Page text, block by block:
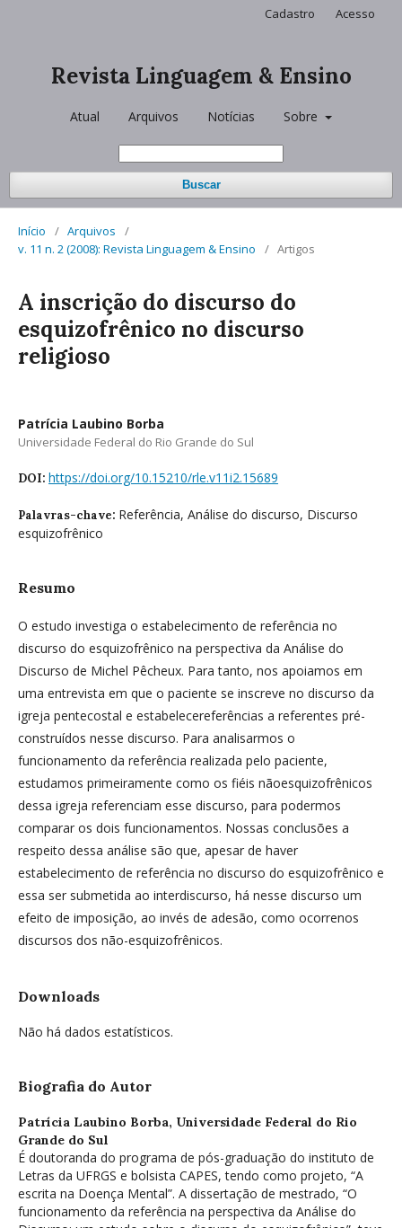
Revista Linguagem & Ensino
Atual Arquivos Notícias Sobre
Buscar
Cadastro Acesso
Início / Arquivos
/
v. 11 n. 2 (2008): Revista Linguagem & Ensino
/ Artigos
A inscrição do discurso do
esquizofrênico no discurso
religioso
Patrícia Laubino Borba
Universidade Federal do Rio Grande do Sul
DOI: https://doi.org/10.15210/rle.v11i2.15689
Palavras-chave: Referência, Análise do discurso, Discurso
esquizofrênico
Resumo
O estudo investiga o estabelecimento de referência no
discurso do esquizofrênico na perspectiva da Análise do
Discurso de Michel Pêcheux. Para tanto, nos apoiamos em
uma entrevista em que o paciente se inscreve no discurso da
igreja pentecostal e estabelecereferências a referentes pré-
construídos nesse discurso. Para analisarmos o
funcionamento da referência realizada pelo paciente,
estudamos primeiramente como os fiéis nãoesquizofrênicos
dessa igreja referenciam esse discurso, para podermos
comparar os dois funcionamentos. Nossas conclusões a
respeito dessa análise são que, apesar de haver
estabelecimento de referência no discurso do esquizofrênico e
essa ser submetida ao interdiscurso, há nesse discurso um
efeito de imposição, ao invés de adesão, como ocorrenos
discursos dos não-esquizofrênicos.
Downloads
Não há dados estatísticos.
Biografia do Autor
Patrícia Laubino Borba, Universidade Federal do Rio
Grande do Sul
É doutoranda do programa de pós-graduação do instituto de
Letras da UFRGS e bolsista CAPES, tendo como projeto, “A
escrita na Doença Mental”. A dissertação de mestrado, “O
funcionamento da referência na perspectiva da Análise do